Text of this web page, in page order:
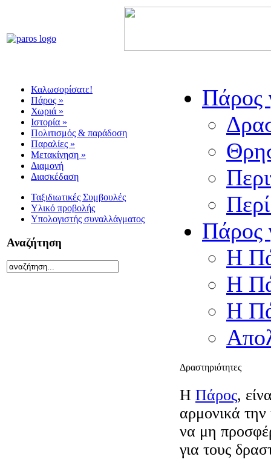
Καλωσορίσατε!
Πάρος »
Χωριά »
Ιστορία »
Πολιτισμός & παράδοση
Παραλίες »
Μετακίνηση »
Διαμονή
Διασκέδαση
Ταξιδιωτικές Συμβουλές
Υλικό προβολής
Υπολογιστής συναλλάγματος
Αναζήτηση
Πάρος
Πάρος
Η
Η
Η
Δραστηριότητες
Η Πάρος,
αρμονικά
να μη
για τους